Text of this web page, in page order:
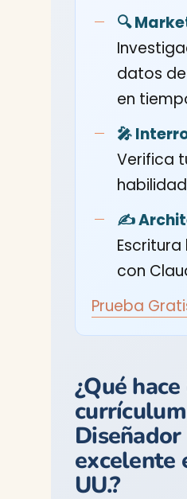
🔍
datos
en
🎤
Verifica
✍️
con
Prueba
¿Qué
Diseñador
excelente
UU.?